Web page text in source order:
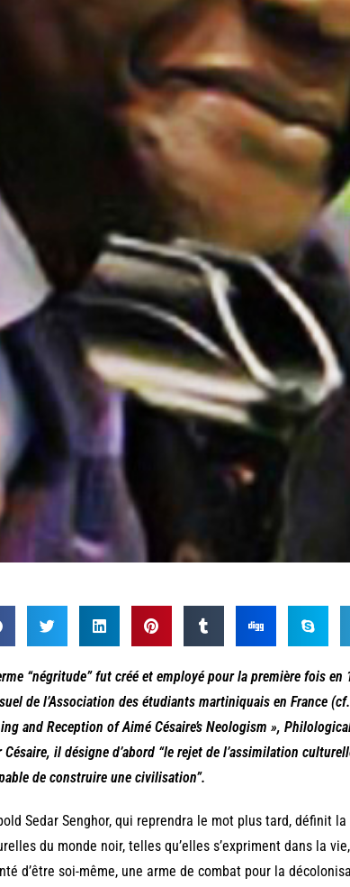
“négritude” fut créé et employé pour la première fois en
de l’Association des étudiants martiniquais en France
and Reception of Aimé Césaire’s Neologism »,
Césaire, il désigne d’abord “le rejet de l’assimilation
de construire une civilisation”.
Sedar Senghor, qui reprendra le mot plus tard, définit
du monde noir, telles qu’elles s’expriment dans la
d’être soi-même, une arme de combat pour la